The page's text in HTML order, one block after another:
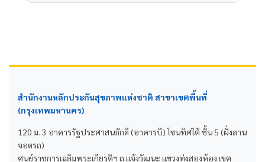
สำนักงานหลักประกันสุขภาพแห่งชาติ สาขาเขตพื้นที่
(กรุงเทพมหานคร)
120 ม. 3 อาคารรัฐประศาสนภักดี (อาคารบี) โซนทิศใต้ ชั้น 5 (ฝั่งลาน
จอดรถ)
ศูนย์ราชการเฉลิมพระเกียรติฯ ถ.แจ้งวัฒนะ แขวงทุ่งสองห้อง เขต